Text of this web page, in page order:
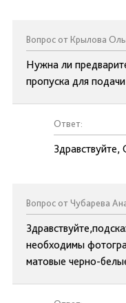
Вопрос от Крылова
Нужна ли
пропуска для
Ответ:
Здравствуйте,
Вопрос от Чубарева
необходимы
матовые черно-